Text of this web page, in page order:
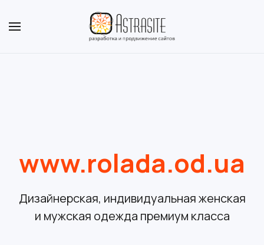
www.rolada.od.ua
Дизайнерская, индивидуальная женская
и мужская одежда премиум класса